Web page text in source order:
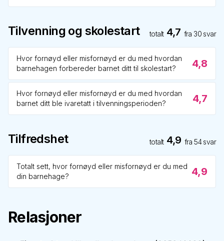
Tilvenning og skolestart totalt 4,7 fra 30 svar
Hvor fornøyd eller misfornøyd er du med hvordan
barnehagen forbereder barnet ditt til skolestart?
4,8
Hvor fornøyd eller misfornøyd er du med hvordan
barnet ditt ble ivaretatt i tilvenningsperioden?
4,7
Tilfredshet totalt 4,9 fra54svar
Totalt sett, hvor fornøyd eller misfornøyd er du med
din barnehage?
4,9
Relasjoner